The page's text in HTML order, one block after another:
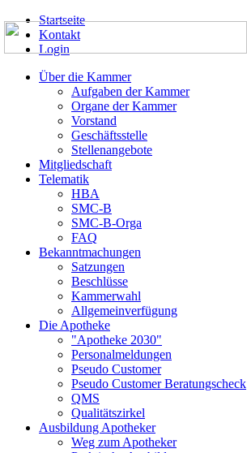
Startseite
Kontakt
Login
Über die Kammer
Aufgaben der Kammer
Organe der Kammer
Vorstand
Geschäftsstelle
Stellenangebote
Mitgliedschaft
Telematik
HBA
SMC-B
SMC-B-Orga
FAQ
Bekanntmachungen
Satzungen
Beschlüsse
Kammerwahl
Allgemeinverfügung
Die Apotheke
"Apotheke 2030"
Personalmeldungen
Pseudo Customer
Pseudo Customer Beratungscheck
QMS
Qualitätszirkel
Ausbildung Apotheker
Weg zum Apotheker